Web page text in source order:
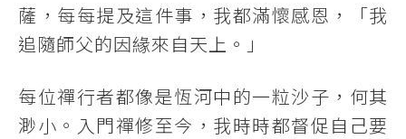
薩，每每提及這件事，我都滿懷感恩，「我
追隨師父的因緣來自天上。」
每位禪行者都像是恆河中的一粒沙子，何其
渺小。入門禪修至今，我時時都督促自己要